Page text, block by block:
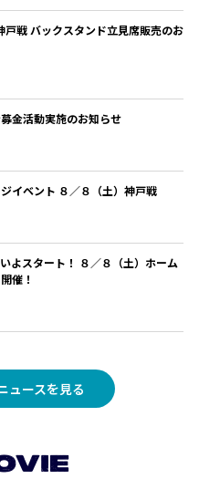
戸戦 バックスタンド立見席販売のお
金活動実施のお知らせ
イベント ８／８（土）神戸戦
よスタート！ ８／８（土）ホーム
催！
ュースを見る